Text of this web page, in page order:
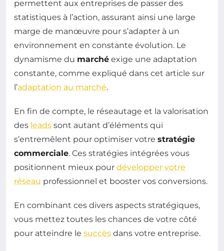
permettent aux entreprises de passer des
statistiques à l’action, assurant ainsi une large
marge de manœuvre pour s’adapter à un
environnement en constante évolution. Le
dynamisme du marché exige une adaptation
constante, comme expliqué dans cet article sur
l’adaptation au marché.
En fin de compte, le réseautage et la valorisation
des leads sont autant d’éléments qui
s’entremêlent pour optimiser votre stratégie
commerciale. Ces stratégies intégrées vous
positionnent mieux pour développer votre
réseau professionnel et booster vos conversions.
En combinant ces divers aspects stratégiques,
vous mettez toutes les chances de votre côté
pour atteindre le succès dans votre entreprise.